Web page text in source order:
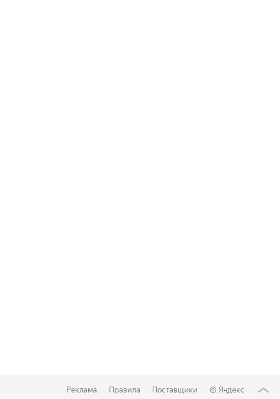
Реклама Правила Поставщики © Яндекс